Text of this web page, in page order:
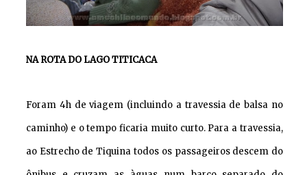
NA ROTA DO LAGO TITICACA
Foram 4h de viagem (incluindo a travessia de balsa no
caminho) e o tempo ficaria muito curto. Para a travessia,
ao Estrecho de Tiquina todos os passageiros descem do